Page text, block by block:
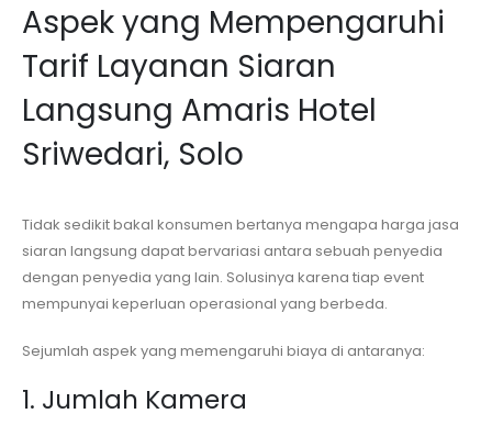
Aspek yang Mempengaruhi
Tarif Layanan Siaran
Langsung Amaris Hotel
Sriwedari, Solo
Tidak sedikit bakal konsumen bertanya mengapa harga jasa
siaran langsung dapat bervariasi antara sebuah penyedia
dengan penyedia yang lain. Solusinya karena tiap event
mempunyai keperluan operasional yang berbeda.
Sejumlah aspek yang memengaruhi biaya di antaranya:
1. Jumlah Kamera